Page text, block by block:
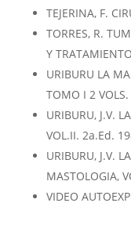
TEJERINA, F.
TORRES, R.
Y
URIBURU LA
TOMO I 2
URIBURU, J.V.
VOL.II. 2a.Ed.
URIBURU, J.V.
MASTOLOGIA,
VIDEO